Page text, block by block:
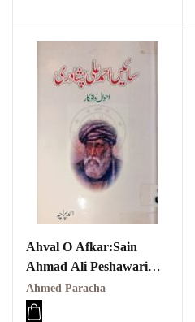
Ahval O Afkar:Sain
Ahmad Ali Peshawari
PDF احوال و افکار سائیں
احمد علی ایرانی
Ahmed Paracha